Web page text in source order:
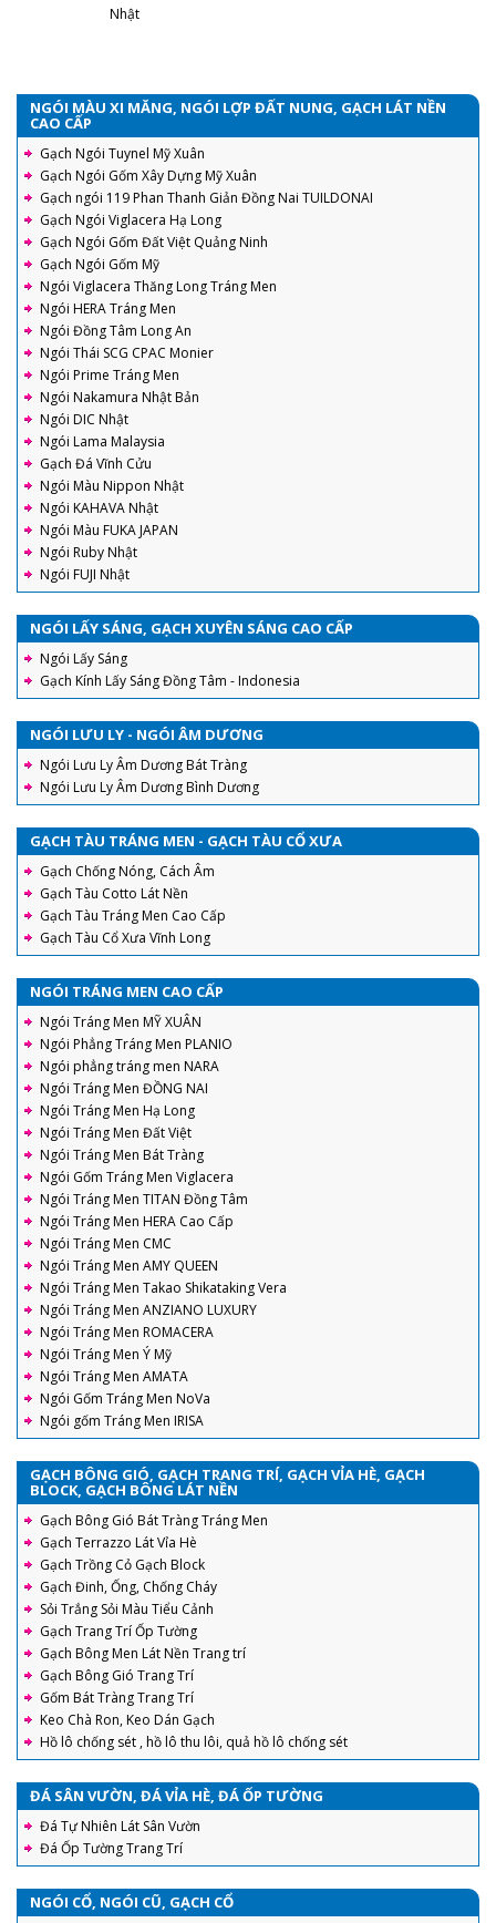
Nhật
NGÓI MÀU XI MĂNG, NGÓI LỢP ĐẤT NUNG, GẠCH LÁT NỀN
CAO CẤP
Gạch Ngói Tuynel Mỹ Xuân
Gạch Ngói Gốm Xây Dựng Mỹ Xuân
Gạch ngói 119 Phan Thanh Giản Đồng Nai TUILDONAI
Gạch Ngói Viglacera Hạ Long
Gạch Ngói Gốm Đất Việt Quảng Ninh
Gạch Ngói Gốm Mỹ
Ngói Viglacera Thăng Long Tráng Men
Ngói HERA Tráng Men
Ngói Đồng Tâm Long An
Ngói Thái SCG CPAC Monier
Ngói Prime Tráng Men
Ngói Nakamura Nhật Bản
Ngói DIC Nhật
Ngói Lama Malaysia
Gạch Đá Vĩnh Cửu
Ngói Màu Nippon Nhật
Ngói KAHAVA Nhật
Ngói Màu FUKA JAPAN
Ngói Ruby Nhật
Ngói FUJI Nhật
NGÓI LẤY SÁNG, GẠCH XUYÊN SÁNG CAO CẤP
Ngói Lấy Sáng
Gạch Kính Lấy Sáng Đồng Tâm - Indonesia
NGÓI LƯU LY - NGÓI ÂM DƯƠNG
Ngói Lưu Ly Âm Dương Bát Tràng
Ngói Lưu Ly Âm Dương Bình Dương
GẠCH TÀU TRÁNG MEN - GẠCH TÀU CỔ XƯA
Gạch Chống Nóng, Cách Âm
Gạch Tàu Cotto Lát Nền
Gạch Tàu Tráng Men Cao Cấp
Gạch Tàu Cổ Xưa Vĩnh Long
NGÓI TRÁNG MEN CAO CẤP
Ngói Tráng Men MỸ XUÂN
Ngói Phẳng Tráng Men PLANIO
Ngói phẳng tráng men NARA
Ngói Tráng Men ĐỒNG NAI
Ngói Tráng Men Hạ Long
Ngói Tráng Men Đất Việt
Ngói Tráng Men Bát Tràng
Ngói Gốm Tráng Men Viglacera
Ngói Tráng Men TITAN Đồng Tâm
Ngói Tráng Men HERA Cao Cấp
Ngói Tráng Men CMC
Ngói Tráng Men AMY QUEEN
Ngói Tráng Men Takao Shikataking Vera
Ngói Tráng Men ANZIANO LUXURY
Ngói Tráng Men ROMACERA
Ngói Tráng Men Ý Mỹ
Ngói Tráng Men AMATA
Ngói Gốm Tráng Men NoVa
Ngói gốm Tráng Men IRISA
GẠCH BÔNG GIÓ, GẠCH TRANG TRÍ, GẠCH VỈA HÈ, GẠCH
BLOCK, GẠCH BÔNG LÁT NỀN
Gạch Bông Gió Bát Tràng Tráng Men
Gạch Terrazzo Lát Vỉa Hè
Gạch Trồng Cỏ Gạch Block
Gạch Đinh, Ống, Chống Cháy
Sỏi Trắng Sỏi Màu Tiểu Cảnh
Gạch Trang Trí Ốp Tường
Gạch Bông Men Lát Nền Trang trí
Gạch Bông Gió Trang Trí
Gốm Bát Tràng Trang Trí
Keo Chà Ron, Keo Dán Gạch
Hồ lô chống sét , hồ lô thu lôi, quả hồ lô chống sét
ĐÁ SÂN VƯỜN, ĐÁ VỈA HÈ, ĐÁ ỐP TƯỜNG
Đá Tự Nhiên Lát Sân Vườn
Đá Ốp Tường Trang Trí
NGÓI CỔ, NGÓI CŨ, GẠCH CỔ